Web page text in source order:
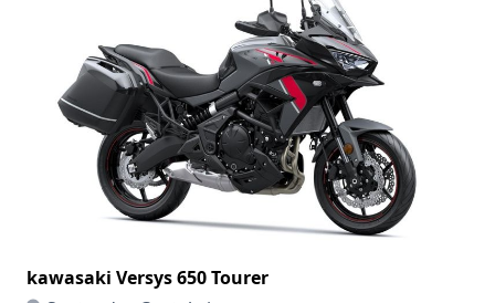
kawasaki Versys 650 Tourer